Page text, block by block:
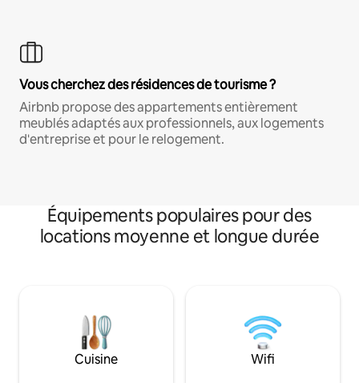
Vous cherchez des résidences de tourisme ?
Airbnb propose des appartements entièrement
meublés adaptés aux professionnels, aux logements
d'entreprise et pour le relogement.
Équipements populaires pour des
locations moyenne et longue durée
Cuisine Wifi